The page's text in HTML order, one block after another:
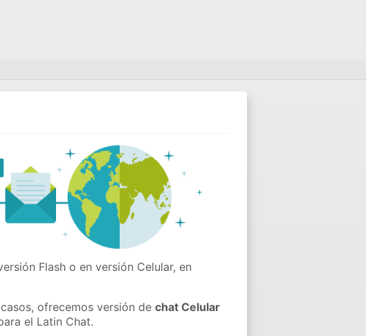
Flash o en versión Celular, en
ofrecemos versión dechat Celular
el Latin Chat.